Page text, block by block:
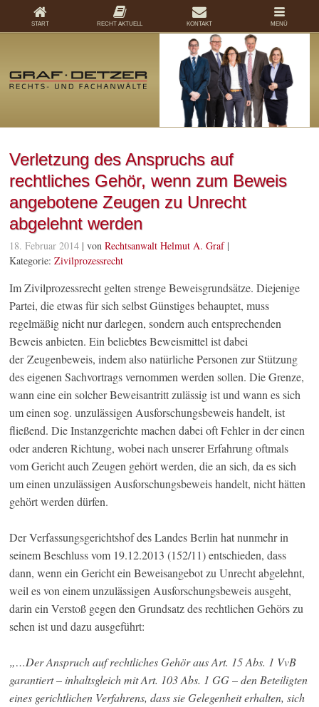
Verletzung des Anspruchs auf
rechtliches Gehör, wenn zum Beweis
angebotene Zeugen zu Unrecht
abgelehnt werden
18. Februar 2014 | vonRechtsanwalt Helmut A. Graf|
Kategorie:Zivilprozessrecht
Im Zivilprozessrecht gelten strenge Beweisgrundsätze. Diejenige
Partei, die etwas für sich selbst Günstiges behauptet, muss
regelmäßig nicht nur darlegen, sondern auch entsprechenden
Beweis anbieten. Ein beliebtes Beweismittel ist dabei
der Zeugenbeweis, indem also natürliche Personen zur Stützung
des eigenen Sachvortrags vernommen werden sollen. Die Grenze,
wann eine ein solcher Beweisantritt zulässig ist und wann es sich
um einen sog. unzulässigen Ausforschungsbeweis handelt, ist
fließend. Die Instanzgerichte machen dabei oft Fehler in der einen
oder anderen Richtung, wobei nach unserer Erfahrung oftmals
vom Gericht auch Zeugen gehört werden, die an sich, da es sich
um einen unzulässigen Ausforschungsbeweis handelt, nicht hätten
gehört werden dürfen.
Der Verfassungsgerichtshof des Landes Berlin hat nunmehr in
seinem Beschluss vom 19.12.2013 (152/11) entschieden, dass
dann, wenn ein Gericht ein Beweisangebot zu Unrecht abgelehnt,
weil es von einem unzulässigen Ausforschungsbeweis ausgeht,
darin ein Verstoß gegen den Grundsatz des rechtlichen Gehörs zu
sehen ist und dazu ausgeführt:
„…Der Anspruch auf rechtliches Gehör aus Art. 15 Abs. 1 VvB
garantiert – inhaltsgleich mit Art. 103 Abs. 1 GG – den Beteiligten
eines gerichtlichen Verfahrens, dass sie Gelegenheit erhalten, sich
START RECHT AKTUELL KONTAKT MENÜ